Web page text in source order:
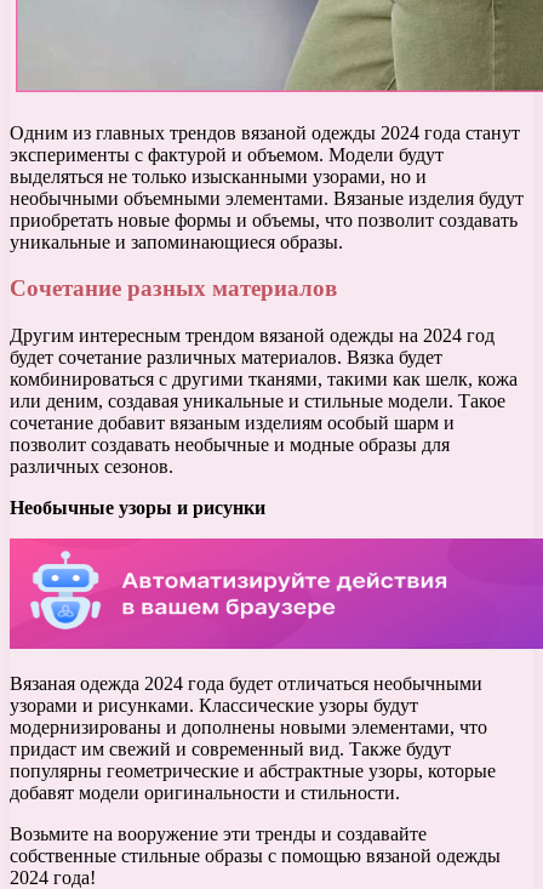
Одним из главных трендов вязаной одежды 2024 года станут
эксперименты с фактурой и объемом. Модели будут
выделяться не только изысканными узорами, но и
необычными объемными элементами. Вязаные изделия будут
приобретать новые формы и объемы, что позволит создавать
уникальные и запоминающиеся образы.
Сочетание разных материалов
Другим интересным трендом вязаной одежды на 2024 год
будет сочетание различных материалов. Вязка будет
комбинироваться с другими тканями, такими как шелк, кожа
или деним, создавая уникальные и стильные модели. Такое
сочетание добавит вязаным изделиям особый шарм и
позволит создавать необычные и модные образы для
различных сезонов.
Необычные узоры и рисунки
Вязаная одежда 2024 года будет отличаться необычными
узорами и рисунками. Классические узоры будут
модернизированы и дополнены новыми элементами, что
придаст им свежий и современный вид. Также будут
популярны геометрические и абстрактные узоры, которые
добавят модели оригинальности и стильности.
Возьмите на вооружение эти тренды и создавайте
собственные стильные образы с помощью вязаной одежды
2024 года!